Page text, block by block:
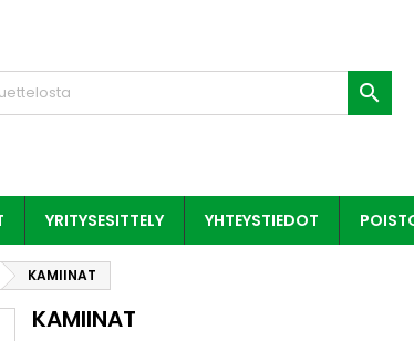

YRITYSESITTELY YHTEYSTIEDOT
KAMIINAT
KAMIINAT